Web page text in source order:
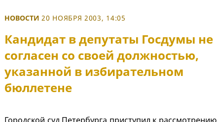
НОВОСТИ 20 НОЯБРЯ 2003, 14:05
Кандидат в депутаты Госдумы не
согласен со своей должностью,
указанной в избирательном
бюллетене